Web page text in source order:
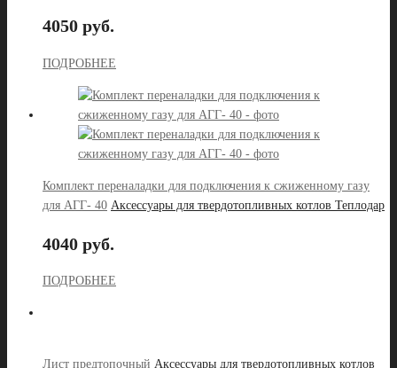
4050 руб.
ПОДРОБНЕЕ
Комплект переналадки для подключения к сжиженному газу
для АГГ- 40 Аксессуары для твердотопливных котлов Теплодар
4040 руб.
ПОДРОБНЕЕ
Лист предтопочный Аксессуары для твердотопливных котлов